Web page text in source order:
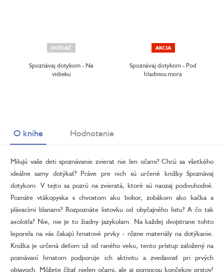
DOTLAČ
Spoznávaj dotykom - Na
vidieku
AKCIA
Spoznávaj dotykom - Pod
hladinou mora
O knihe Hodnotenie
Milujú vaše deti spoznávanie zvierat nie len očami? Chcú sa všetkého
ideálne samy dotýkať? Práve pre nich sú určené knižky Spoznávaj
dotykom. V tejto sa pozrú na zvieratá, ktoré sú naozaj podivuhodné.
Poznáte vtákopyska s chvostom ako bobor, zobákom ako kačka a
plávacími blanami? Rozpoznáte listovku od obyčajného listu? A čo tak
axolotla? Nie, nie je to žiadny jazykolam. Na každej dvojstrane tohto
leporela na vás čakajú hmatové prvky - rôzne materiály na dotýkanie.
Knižka je určená deťom už od raného veku, tento prístup založený na
poznávaní hmatom podporuje ich aktivitu a zvedavosť pri prvých
objavoch. Môžete čítať nielen očami, ale aj pomocou končekov prstov!